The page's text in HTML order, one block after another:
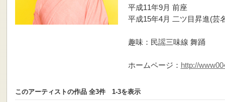
平成11年9月 前座
平成15年4月 二ツ目昇進(芸
趣味：民謡三味線 舞踊
ホームページ： http://
このアーティストの作品 全3件 1-3を表示